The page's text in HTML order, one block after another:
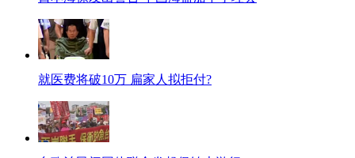
就医费将破10万 扁家人拟拒付?